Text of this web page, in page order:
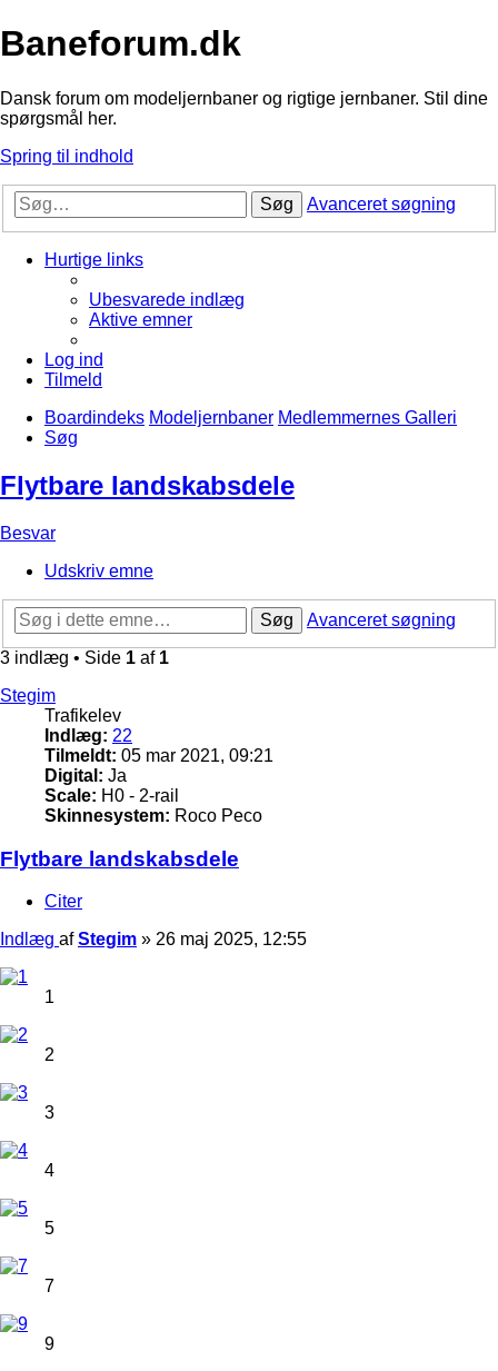
Baneforum.dk
Dansk forum om modeljernbaner og rigtige jernbaner. Stil dine
spørgsmål her.
Spring til indhold
Søg Avanceret søgning
Hurtige links
Ubesvarede indlæg
Aktive emner
Log ind
Tilmeld
Boardindeks Modeljernbaner Medlemmernes Galleri
Søg
Flytbare landskabsdele
Besvar
Udskriv emne
Søg
Avanceret søgning
3 indlæg • Side 1 af 1
Stegim
Trafikelev
Indlæg: 22
Tilmeldt: 05 mar 2021, 09:21
Digital: Ja
Scale: H0 - 2-rail
Skinnesystem: Roco Peco
Flytbare landskabsdele
Citer
Indlæg afStegim » 26 maj 2025, 12:55
1
2
3
4
5
7
9